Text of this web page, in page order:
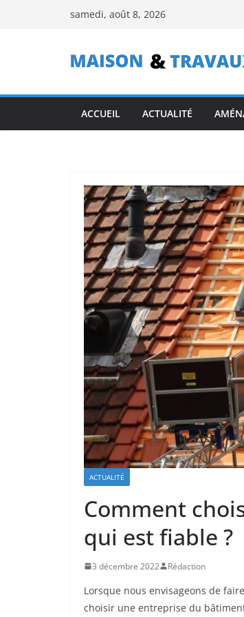
samedi, août 8, 2026
ACCUEIL ACTUALITÉ
ACTUALITÉ
Comment
qui est fiable ?
3 décembre 2022 Rédaction
Lorsque nous envisageons de
choisir une entreprise du